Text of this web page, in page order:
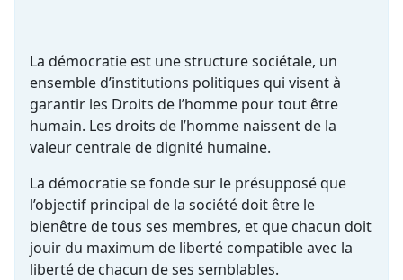
La démocratie est une structure sociétale, un
ensemble d’institutions politiques qui visent à
garantir les Droits de l’homme pour tout être
humain. Les droits de l’homme naissent de la
valeur centrale de dignité humaine.
La démocratie se fonde sur le présupposé que
l’objectif principal de la société doit être le
bienêtre de tous ses membres, et que chacun doit
jouir du maximum de liberté compatible avec la
liberté de chacun de ses semblables.